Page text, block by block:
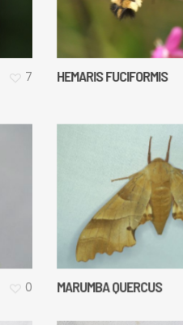
7 HEMARIS FUCIFORMIS
0 MARUMBA QUERCUS